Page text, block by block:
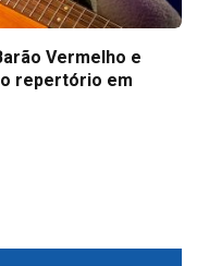
Vermelho e
repertório em